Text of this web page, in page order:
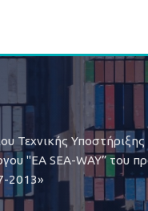
Τεχνικής Υποστήριξης
''EA SEA-WAY” του
2013»